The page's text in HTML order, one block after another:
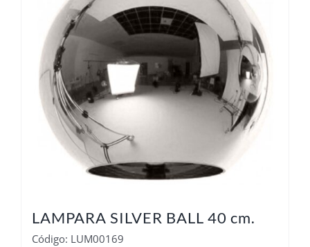
LAMPARA SILVER BALL 40 cm.
Código: LUM00169